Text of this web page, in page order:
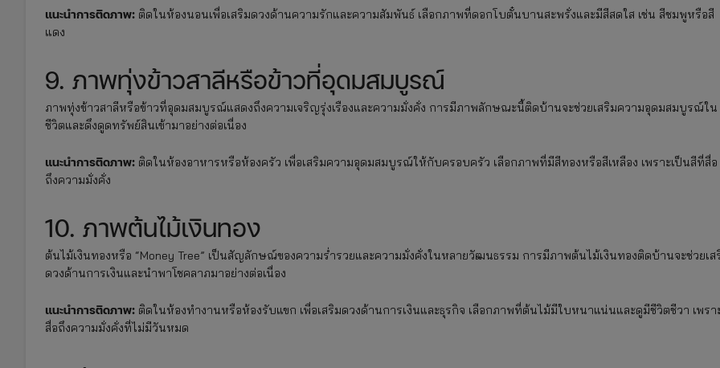
แนะนำการติดภาพ: ติดในห้องนอนเพื่อเสริมดวงด้านความรักและความสัมพันธ์ เลือกภาพที่ดอกโบตั๋นบานสะพรั่งและมีสีสดใส เช่น สีชมพูหรือสี
แดง
9. ภาพทุ่งข้าวสาลีหรือข้าวที่อุดมสมบูรณ์
ภาพทุ่งข้าวสาลีหรือข้าวที่อุดมสมบูรณ์แสดงถึงความเจริญรุ่งเรืองและความมั่งคั่ง การมีภาพลักษณะนี้ติดบ้านจะช่วยเสริมความอุดมสมบูรณ์ใน
ชีวิตและดึงดูดทรัพย์สินเข้ามาอย่างต่อเนื่อง
แนะนำการติดภาพ: ติดในห้องอาหารหรือห้องครัว เพื่อเสริมความอุดมสมบูรณ์ให้กับครอบครัว เลือกภาพที่มีสีทองหรือสีเหลือง เพราะเป็นสีที่สื่อ
ถึงความมั่งคั่ง
10. ภาพต้นไม้เงินทอง
ต้นไม้เงินทองหรือ “Money Tree” เป็นสัญลักษณ์ของความร่ำรวยและความมั่งคั่งในหลายวัฒนธรรม การมีภาพต้นไม้เงินทองติดบ้านจะช่วยเส
ดวงด้านการเงินและนำพาโชคลาภมาอย่างต่อเนื่อง
แนะนำการติดภาพ: ติดในห้องทำงานหรือห้องรับแขก เพื่อเสริมดวงด้านการเงินและธุรกิจ เลือกภาพที่ต้นไม้มีใบหนาแน่นและดูมีชีวิตชีวา เพรา
สื่อถึงความมั่งคั่งที่ไม่มีวันหมด